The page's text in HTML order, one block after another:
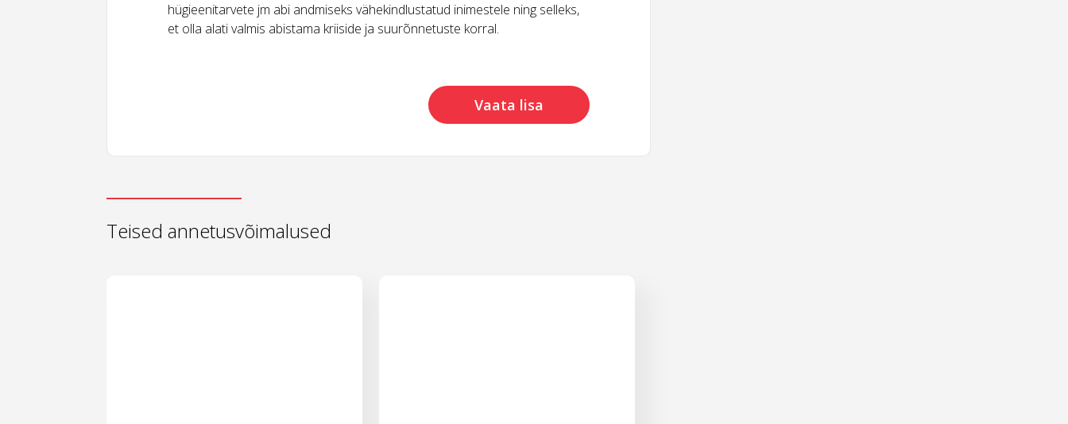
hügieenitarvete jm abi andmiseks vähekindlustatud inimestele ning selleks,
et olla alati valmis abistama kriiside ja suurõnnetuste korral.
Vaata lisa
Teised annetusvõimalused